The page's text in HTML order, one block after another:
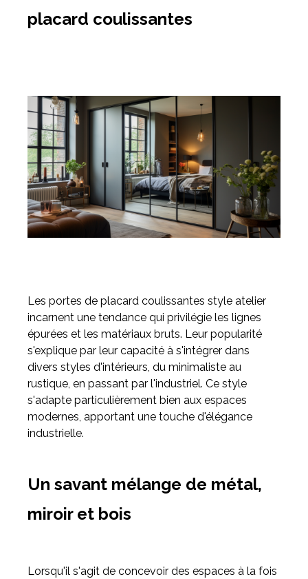
placard coulissantes
Les portes de placard coulissantes style atelier
incarnent une tendance qui privilégie les lignes
épurées et les matériaux bruts. Leur popularité
s'explique par leur capacité à s'intégrer dans
divers styles d'intérieurs, du minimaliste au
rustique, en passant par l'industriel. Ce style
s'adapte particulièrement bien aux espaces
modernes, apportant une touche d'élégance
industrielle.
Un savant mélange de métal,
miroir et bois
Lorsqu'il s'agit de concevoir des espaces à la fois